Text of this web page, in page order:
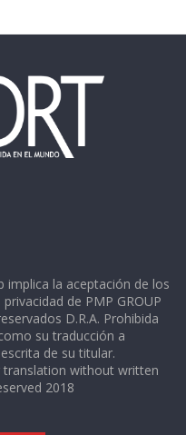
implica la aceptación de los
de PMP GROUP
D.R.A. Prohibida
su traducción a
de su titular.
without written
2018